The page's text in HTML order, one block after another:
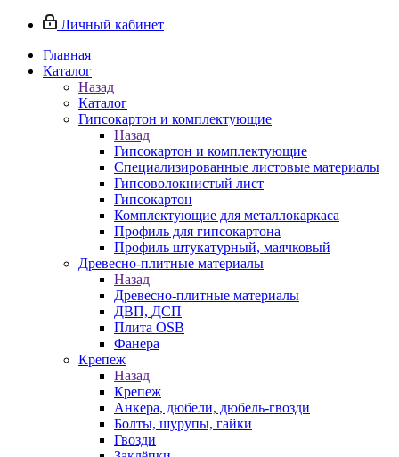
Личный кабинет
Главная
Каталог
Назад
Каталог
Гипсокартон и комплектующие
Назад
Гипсокартон и комплектующие
Специализированные листовые материалы
Гипсоволокнистый лист
Гипсокартон
Комплектующие для металлокаркаса
Профиль для гипсокартона
Профиль штукатурный, маячковый
Древесно-плитные материалы
Назад
Древесно-плитные материалы
ДВП, ДСП
Плита OSB
Фанера
Крепеж
Назад
Крепеж
Анкера, дюбели, дюбель-гвозди
Болты, шурупы, гайки
Гвозди